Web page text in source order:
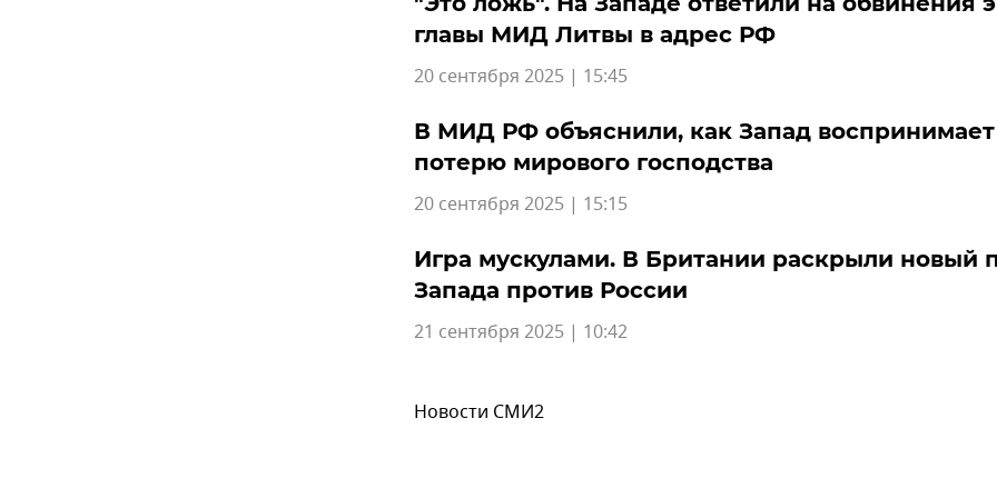
главы МИД Литвы в адрес РФ
20 сентября 2025 | 15:45
В МИД РФ объяснили, как Запад воспринимает
потерю мирового господства
20 сентября 2025 | 15:15
Игра мускулами. В Британии раскрыли новый
Запада против России
21 сентября 2025 | 10:42
Новости СМИ2